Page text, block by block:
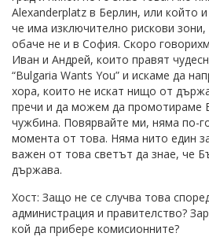
Alexanderplatz в Берлин, или който
че има изключително рискови
обаче не и в София. Скоро
Иван и Андрей, които правят
“Bulgaria Wants You” и искаме да
хора, които не искат нищо от
пречи и да можем да промотираме
чужбина. Повярвайте ми, няма по-
момента от това. Няма нито един
важен от това светът да знае, че
държава.
Хост: Защо не се случва това
администрация и правителство?
кой да прибере комисионните?